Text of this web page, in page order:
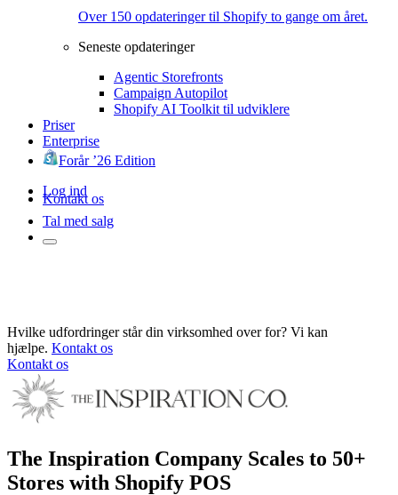
Over 150 opdateringer til Shopify to gange om året.
Seneste opdateringer
Agentic Storefronts
Campaign Autopilot
Shopify AI Toolkit til udviklere
Priser
Enterprise
Forår ’26 Edition
Log ind
Kontakt os
Tal med salg
Hvilke udfordringer står din virksomhed over for? Vi kan
hjælpe. Kontakt os
Kontakt os
The Inspiration Company Scales to 50+
Stores with Shopify POS